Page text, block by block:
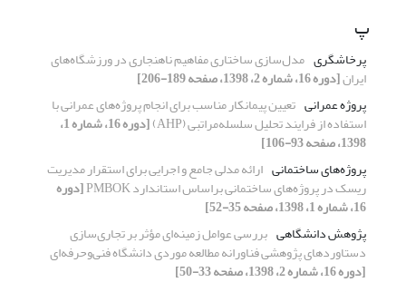
پ
پرخاشگری مدل‌سازی ساختاری مفاهیم ناهنجاری در ورزشگاه‌های
ایران[دوره 16، شماره 2، 1398، صفحه 189-206]
پروژه عمرانی تعیین پیمانکار مناسب برای انجام پروژه‌های عمرانی با
استفاده از فرایند تحلیل سلسله‌مراتبی (AHP) [دوره 16، شماره 1،
1398، صفحه 93-106]
پروژه‌های ساختمانی ارائه مدلی جامع و اجرایی برای استقرار مدیریت
ریسک در پروژه‌های ساختمانی براساس استاندارد PMBOK [دوره
16، شماره 1، 1398، صفحه 35-52]
پژوهش دانشگاهی بررسی عوامل زمینه‌ای مؤثر بر تجاری‌سازی
دستاوردهای پژوهشی فناورانه مطالعه موردی دانشگاه فنی‌و‌حرفه‌ای
[دوره 16، شماره 2، 1398، صفحه 33-50]